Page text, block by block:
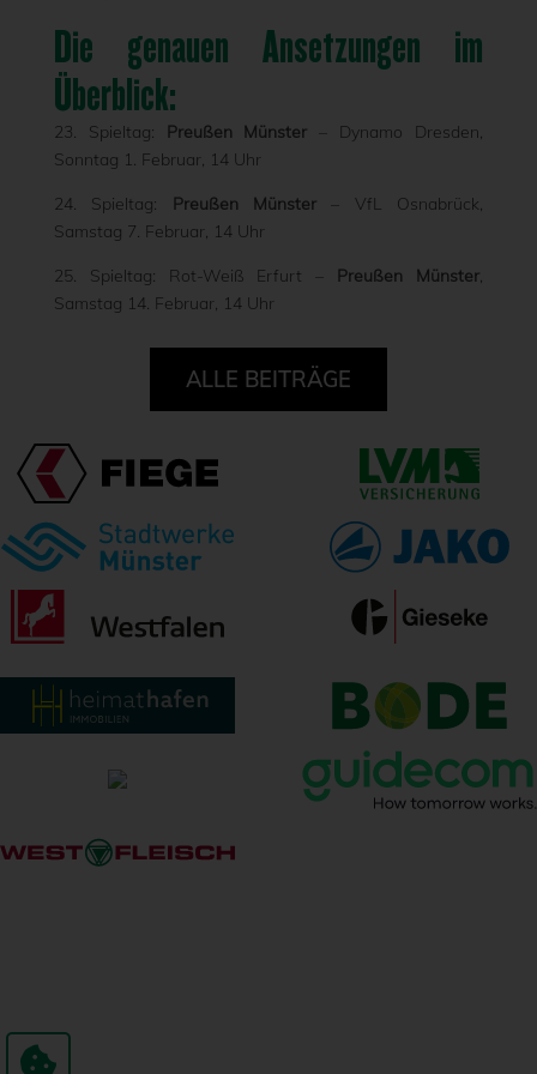
Die genauen Ansetzungen im
Überblick:
23. Spieltag: Preußen Münster – Dynamo Dresden,
Sonntag 1. Februar, 14 Uhr
24. Spieltag: Preußen Münster
– VfL Osnabrück,
Samstag 7. Februar, 14 Uhr
25. Spieltag: Rot-Weiß Erfurt – Preußen Münster,
Samstag 14. Februar, 14 Uhr
ALLE BEITRÄGE